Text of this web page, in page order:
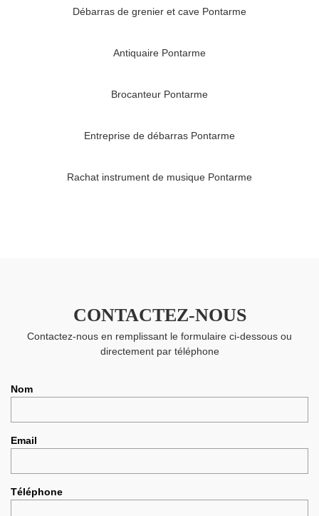
Débarras de grenier et cave Pontarme
Antiquaire Pontarme
Brocanteur Pontarme
Entreprise de débarras Pontarme
Rachat instrument de musique Pontarme
CONTACTEZ-NOUS
Contactez-nous en remplissant le formulaire ci-dessous ou
directement par téléphone
Nom
Email
Téléphone